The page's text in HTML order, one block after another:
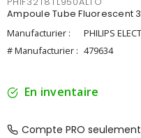
Ampoule Tube Fluorescent
Manufacturier :
PHILIPS
# Manufacturier : 479634
En inventaire
Compte PRO